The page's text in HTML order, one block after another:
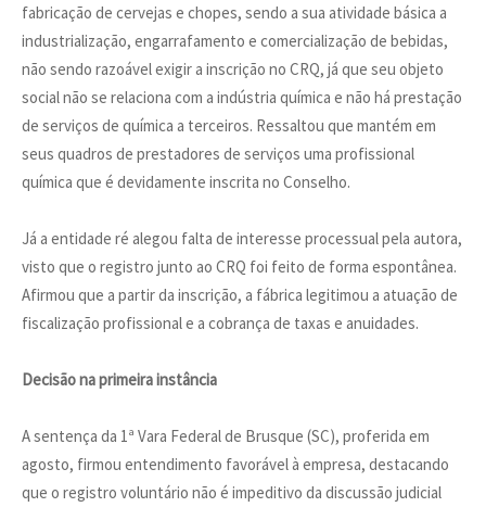
fabricação de cervejas e chopes, sendo a sua atividade básica a
industrialização, engarrafamento e comercialização de bebidas,
não sendo razoável exigir a inscrição no CRQ, já que seu objeto
social não se relaciona com a indústria química e não há prestação
de serviços de química a terceiros. Ressaltou que mantém em
seus quadros de prestadores de serviços uma profissional
química que é devidamente inscrita no Conselho.
Já a entidade ré alegou falta de interesse processual pela autora,
visto que o registro junto ao CRQ foi feito de forma espontânea.
Afirmou que a partir da inscrição, a fábrica legitimou a atuação de
fiscalização profissional e a cobrança de taxas e anuidades.
Decisão na primeira instância
A sentença da 1ª Vara Federal de Brusque (SC), proferida em
agosto, firmou entendimento favorável à empresa, destacando
que o registro voluntário não é impeditivo da discussão judicial